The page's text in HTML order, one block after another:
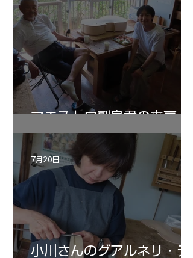
マエストロ副島君の来房
小川さんのグアルネリ・デ
7月20日